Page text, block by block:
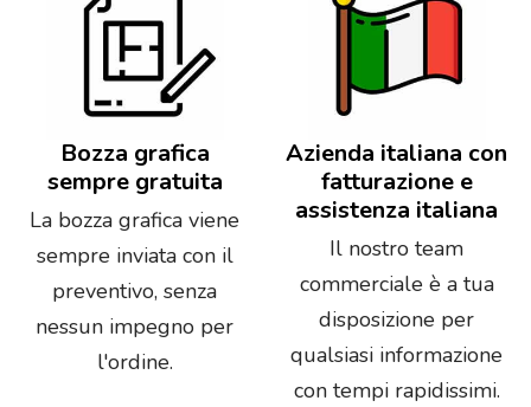
Bozza grafica
sempre gratuita
La bozza grafica viene
sempre inviata con il
preventivo, senza
nessun impegno per
l'ordine.
Azienda italiana con
fatturazione e
assistenza italiana
Il nostro team
commerciale è a tua
disposizione per
qualsiasi informazione
con tempi rapidissimi.